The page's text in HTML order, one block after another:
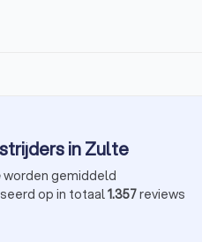
in Zulte
worden gemiddeld
op in totaal1.357reviews